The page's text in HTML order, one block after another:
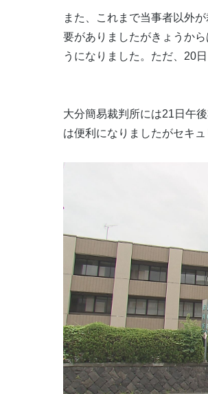
また、これまで当事者以外
要がありましたがきょうか
うになりました。ただ、20
大分簡易裁判所には21日午
は便利になりましたがセキ